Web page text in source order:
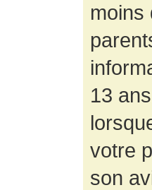
moins
13
votre
son